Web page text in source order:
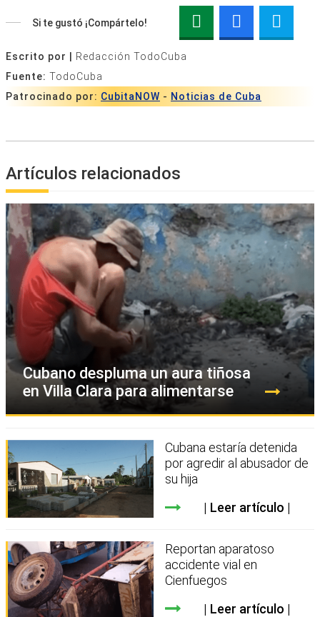
Si te gustó ¡Compártelo!
Escrito por |
Redacción TodoCuba
Fuente: TodoCuba
Patrocinado por: CubitaNOW - Noticias de Cuba
Artículos relacionados
Cubano despluma un aura tiñosa
en Villa Clara para alimentarse
Cubana estaría detenida
por agredir al abusador de
su hija
Leer artículo
Reportan aparatoso
accidente vial en
Cienfuegos
Leer artículo